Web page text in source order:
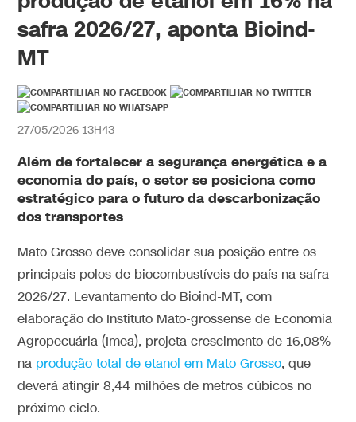
safra 2026/27, aponta Bioind-
MT
27/05/2026 13H43
Além de fortalecer a segurança energética e a
economia do país, o setor se posiciona como
estratégico para o futuro da descarbonização
dos transportes
Mato Grosso deve consolidar sua posição entre os
principais polos de biocombustíveis do país na safra
2026/27. Levantamento do Bioind-MT, com
elaboração do Instituto Mato-grossense de Economia
Agropecuária (Imea), projeta crescimento de 16,08%
na produção total de etanol em Mato Grosso, que
deverá atingir 8,44 milhões de metros cúbicos no
próximo ciclo.